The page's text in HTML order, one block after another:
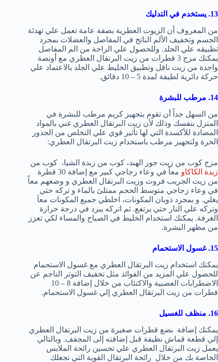
13. يستخدم في التدليك
من المعروف أن الزيوت العطرية بصفة عامة تعمل علي تهدئة
الجسم وتخفيف الألم الناتج في المفاصل والعضلات بمجرد
تطبيقه علي الجلد. وللحصول علي الراحة من الم المفاصل
يمكنك مزج 3 قطرات من زيت البرتقال العطري مع أونصة
واحدة من زيت ناقل وتطبيق الخليط علي الجلد بالاعتماد علي
حركة دائرية لطيفة لمدة 5 – 10 دقائق.
14. مرطب للبشرة
من السهل جداً أن تقوم بتجهيز كريم مرطب للبشرة في
المنزل بنفسك وذلك لأن زيت البرتقال العطري غني بالمواد
المضادة للأكسدة التي لها تأثير قوي علي التخلص من الجذور
الحرة ولتجهيز مرطب باستخدام زيت البرتقال العطري:
مزج كوب من زيت جوز الهند، كوب من زبدة الشيا، كوب من
زبدة الكاكاو
معاً في وعاء زجاجي كبير مع إضافة 30 قطرة
من زيت الجريب فروت وزيت البرتقال العطري و وضعهم معاً
في وعاء زجاجي متوسط الحجم ممتلئ بالماء و تركه حتي
يغلي. و بمجرد ذوبان المكونات، اخلطي جميع المكونات معاَ
وتركه علي النار حتي يرتفع. ثم اتركه يبرد في درجة حرارة
الغرفة. يمكنك استخدام الخليط في الصباح والمساء لكي تعزز
من مظهر البشرة.
15. غسول الاستحمام
يمكنك استخدام زيت البرتقال العطري مع غسول الاستحمام
للحصول علي المزيد من الفوائد مثل تخفيف التوتر الناجم عن
الاضطرابات العصبية والاكتئاب من خلال إضافة 8 – 10
قطرات من زيت البرتقال العطري إلي غسول الاستحمام.
16. منظف للغسيل
يمكنك إضافة بضع قطرات صغيرة من زيت البرتقال العطري
إلي قطعة قماش نظيفة قبل إضافته إلى المجفف. وبالتالي
يعمل زيت البرتقال العطري علي تحسين رائحة الملابس
الخاصة بك من خلال رائحة البرتقال القوية التي تجعلك